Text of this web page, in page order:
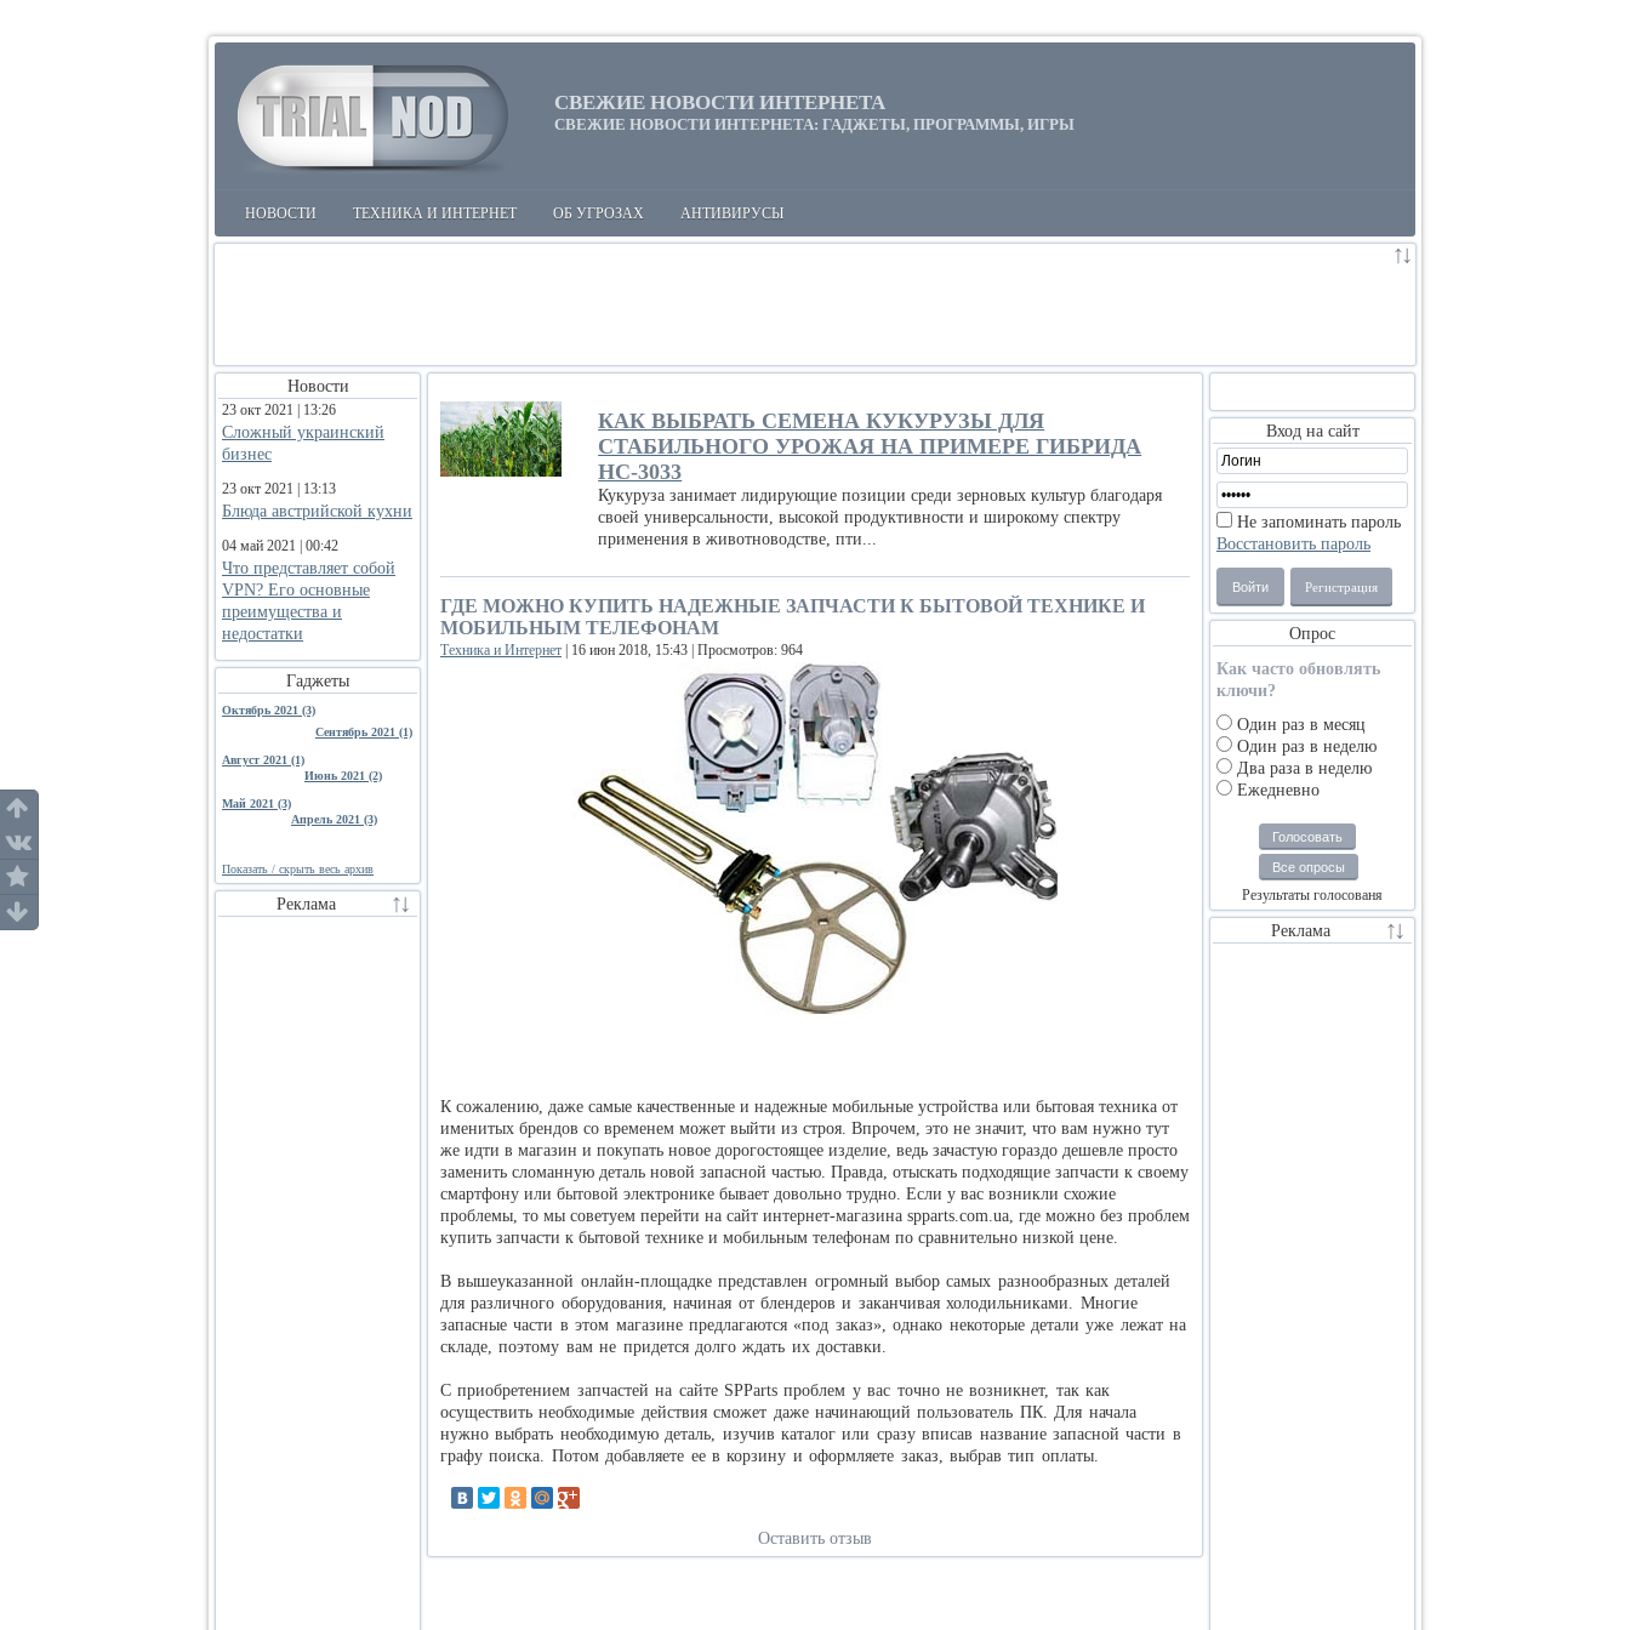
СВЕЖИЕ НОВОСТИ ИНТЕРНЕТА
СВЕЖИЕ НОВОСТИ ИНТЕРНЕТА: ГАДЖЕТЫ, ПРОГРАММЫ, ИГРЫ
НОВОСТИ ТЕХНИКА И ИНТЕРНЕТ ОБ УГРОЗАХ АНТИВИРУСЫ
Новости
23 окт 2021 | 13:26
Сложный украинский
бизнес
23 окт 2021 | 13:13
Блюда австрийской кухни
04 май 2021 | 00:42
Что представляет собой
VPN? Его основные
преимущества и
недостатки
Гаджеты
Октябрь 2021 (3)
Сентябрь 2021 (1)
Август 2021 (1)
Июнь 2021 (2)
Май 2021 (3)
Апрель 2021 (3)
Показать / скрыть весь архив
Реклама
КАК ВЫБРАТЬ СЕМЕНА КУКУРУЗЫ ДЛЯ
СТАБИЛЬНОГО УРОЖАЯ НА ПРИМЕРЕ ГИБРИДА
НС-3033
Кукуруза занимает лидирующие позиции среди зерновых культур благодаря
своей универсальности, высокой продуктивности и широкому спектру
применения в животноводстве, пти...
ГДЕ МОЖНО КУПИТЬ НАДЕЖНЫЕ ЗАПЧАСТИ К БЫТОВОЙ ТЕХНИКЕ И
МОБИЛЬНЫМ ТЕЛЕФОНАМ
Техника и Интернет | 16 июн 2018, 15:43 | Просмотров: 964
К сожалению, даже самые качественные и надежные мобильные устройства или бытовая техника от
именитых брендов со временем может выйти из строя. Впрочем, это не значит, что вам нужно тут
же идти в магазин и покупать новое дорогостоящее изделие, ведь зачастую гораздо дешевле просто
заменить сломанную деталь новой запасной частью. Правда, отыскать подходящие запчасти к своему
смартфону или бытовой электронике бывает довольно трудно. Если у вас возникли схожие
проблемы, то мы советуем перейти на сайт интернет-магазина spparts.com.ua, где можно без проблем
купить запчасти к бытовой технике и мобильным телефонам по сравнительно низкой цене.
В вышеуказанной онлайн-площадке представлен огромный выбор самых разнообразных деталей
для различного оборудования, начиная от блендеров и заканчивая холодильниками. Многие
запасные части в этом магазине предлагаются «под заказ», однако некоторые детали уже лежат на
складе, поэтому вам не придется долго ждать их доставки.
С приобретением запчастей на сайте SPParts проблем у вас точно не возникнет, так как
осуществить необходимые действия сможет даже начинающий пользователь ПК. Для начала
нужно выбрать необходимую деталь, изучив каталог или сразу вписав название запасной части в
графу поиска. Потом добавляете ее в корзину и оформляете заказ, выбрав тип оплаты.
Оставить отзыв
Вход на сайт
Не запоминать пароль
Восстановить пароль
Войти Регистрация
Опрос
Как часто обновлять
ключи?
Один раз в месяц
Один раз в неделю
Два раза в неделю
Ежедневно
Голосовать
Все опросы
Результаты голосованя
Реклама